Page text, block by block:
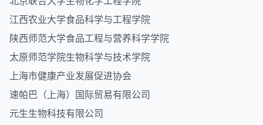
江西农业大学食品科学与工程学院
陕西师范大学食品工程与营养科学学院
太原师范学院生物科学与技术学院
上海市健康产业发展促进协会
速帕巴（上海）国际贸易有限公司
元生生物科技有限公司